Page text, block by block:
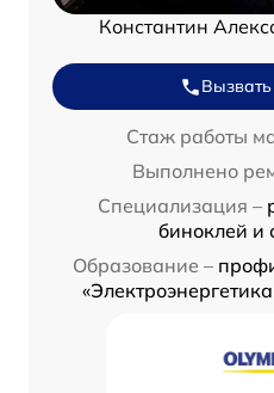
Константин
Стаж работы
Выполнено
Специализация –
биноклей и
Образование –